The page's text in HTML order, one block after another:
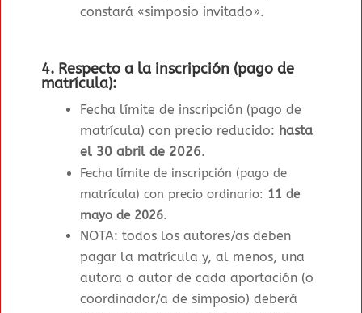
constará «simposio invitado».
4. Respecto a la inscripción (pago de
matrícula):
Fecha límite de inscripción (pago de
matrícula) con precio reducido: hasta
el 30 abril de 2026.
Fecha límite de inscripción (pago de
matrícula) con precio ordinario: 11 de
mayo de 2026.
NOTA: todos los autores/as deben
pagar la matrícula y, al menos, una
autora o autor de cada aportación (o
coordinador/a de simposio) deberá